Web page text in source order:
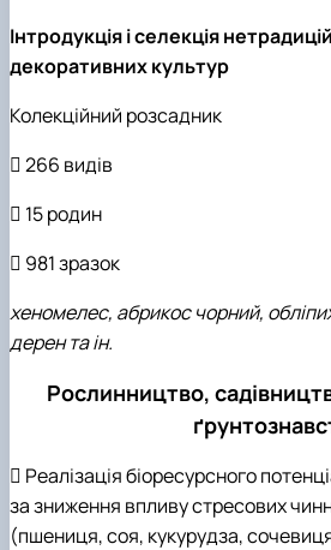
Інтродукція і селекція
декоративних культур
Колекційний розсадник
 266 видів
 15 родин
 981 зразок
хеномелес, абрикос чорний,
дерен та ін.
Рослинництво,
 Реалізація біоресурсного
за зниження впливу стресових
(пшениця, соя, кукурудза,